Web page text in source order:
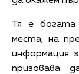
Тя е богата
места, на
информация
призовава